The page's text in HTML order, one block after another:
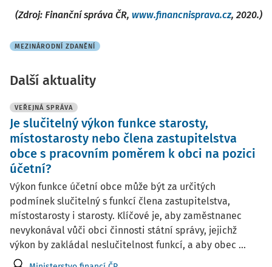
(Zdroj: Finanční správa ČR, www.financnisprava.cz, 2020.)
MEZINÁRODNÍ ZDANĚNÍ
Další aktuality
VEŘEJNÁ SPRÁVA
Je slučitelný výkon funkce starosty,
místostarosty nebo člena zastupitelstva
obce s pracovním poměrem k obci na pozici
účetní?
Výkon funkce účetní obce může být za určitých
podmínek slučitelný s funkcí člena zastupitelstva,
místostarosty i starosty. Klíčové je, aby zaměstnanec
nevykonával vůči obci činnosti státní správy, jejichž
výkon by zakládal neslučitelnost funkcí, a aby obec ...